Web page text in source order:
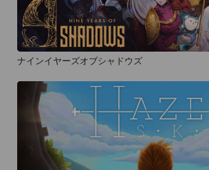
ナインイヤーズオブシャドウズ